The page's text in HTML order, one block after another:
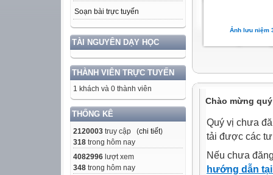
Soạn bài trực tuyến
TÀI NGUYÊN DẠY HỌC
THÀNH VIÊN TRỰC TUYẾN
1 khách và 0 thành viên
THỐNG KÊ
2120003 truy cập (chi tiết)
318 trong hôm nay
4082996 lượt xem
348 trong hôm nay
Ảnh lưu niệm
Chào mừng quý
Quý vị chưa
tải được các
Nếu chưa
hướng dẫn